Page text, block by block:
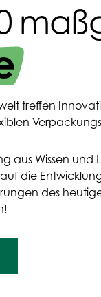
treffen
aus Wissen und
die
des